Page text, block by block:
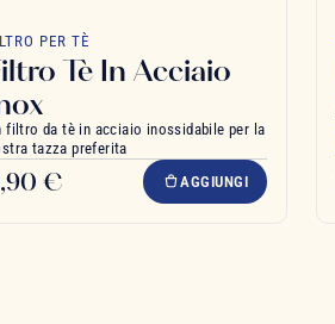
PER TÈ
Tè In Acciaio
filtro da tè in acciaio inossidabile per la
tazza preferita
€ AGGIUNGI